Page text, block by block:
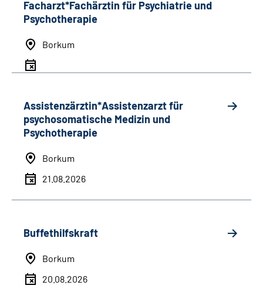
Facharzt*Fachärztin für Psychiatrie und
Psychotherapie
Borkum
Assistenzärztin*Assistenzarzt für
psychosomatische Medizin und
Psychotherapie
Borkum
21.08.2026
Buffethilfskraft
Borkum
20.08.2026